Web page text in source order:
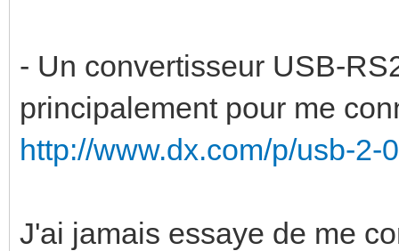
- Un convertisseur USB-
principalement pour me
http://www.dx.com/p/usb-
J'ai jamais essaye de me